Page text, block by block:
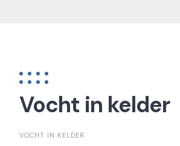
Vocht in kelder
VOCHT IN KELDER